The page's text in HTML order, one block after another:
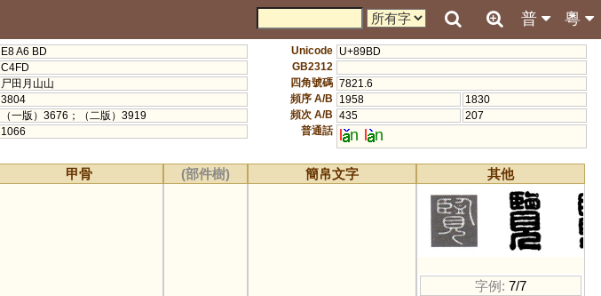
粵
普
E8 A6 BD
C4FD
尸田月山山
3804
（一版）3676；（二版）3919
1066
Unicode U+89BD
GB2312
四角號碼 7821.6
頻序 A/B
1958
1830
頻次 A/B 435
207
普通話 l n l n
甲骨 (部件樹) 簡帛文字 其他
字例: 7/7